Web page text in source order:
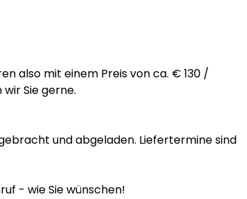
also mit einem Preis von ca. € 130 /
Sie gerne.
und abgeladen. Liefertermine sind
- wie Sie wünschen!